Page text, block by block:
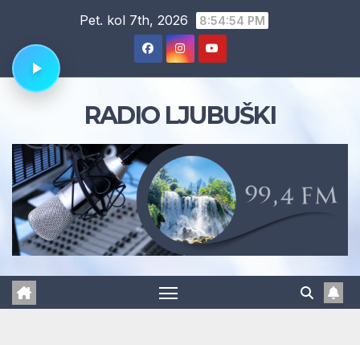
content
Pet. kol 7th, 2026 8:54:54 PM
RADIO LJUBUŠKI